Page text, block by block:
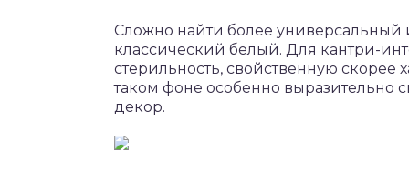
Сложно найти более универсальный
классический белый. Для кантри-
стерильность, свойственную скорее
таком фоне особенно выразительно
декор.